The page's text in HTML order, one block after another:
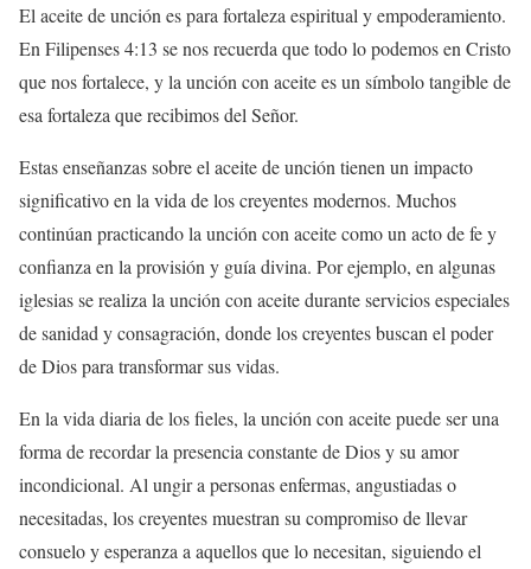
El aceite de unción es para fortaleza espiritual y empoderamiento.
En Filipenses 4:13 se nos recuerda que todo lo podemos en Cristo
que nos fortalece, y la unción con aceite es un símbolo tangible de
esa fortaleza que recibimos del Señor.
Estas enseñanzas sobre el aceite de unción tienen un impacto
significativo en la vida de los creyentes modernos. Muchos
continúan practicando la unción con aceite como un acto de fe y
confianza en la provisión y guía divina. Por ejemplo, en algunas
iglesias se realiza la unción con aceite durante servicios especiales
de sanidad y consagración, donde los creyentes buscan el poder
de Dios para transformar sus vidas.
En la vida diaria de los fieles, la unción con aceite puede ser una
forma de recordar la presencia constante de Dios y su amor
incondicional. Al ungir a personas enfermas, angustiadas o
necesitadas, los creyentes muestran su compromiso de llevar
consuelo y esperanza a aquellos que lo necesitan, siguiendo el